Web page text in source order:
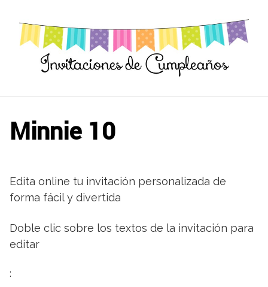
contenido
Minnie 10
Edita online tu invitación personalizada de
forma fácil y divertida
Doble clic sobre los textos de la invitación para
editar
: